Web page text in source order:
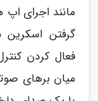
مانند اجرای
گرفتن
فعال کردن
میان برهای